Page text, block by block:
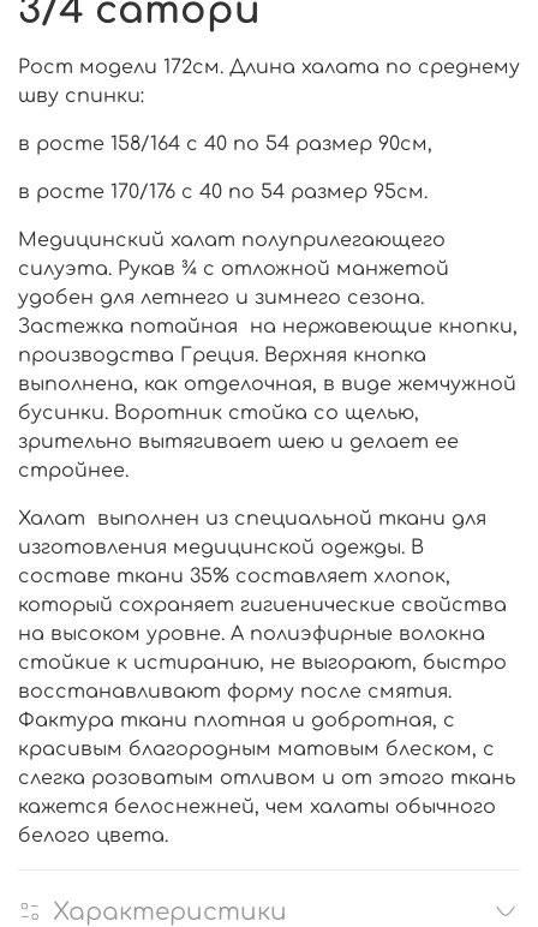
3/4 сатори
Рост модели 172см. Длина халата по среднему
шву спинки:
в росте 158/164 с 40 по 54 размер 90см,
в росте 170/176 с 40 по 54 размер 95см.
Медицинский халат полуприлегающего
силуэта. Рукав ¾ с отложной манжетой
удобен для летнего и зимнего сезона.
Застежка потайная на нержавеющие кнопки,
производства Греция. Верхняя кнопка
выполнена, как отделочная, в виде жемчужной
бусинки. Воротник стойка со щелью,
зрительно вытягивает шею и делает ее
стройнее.
Халат выполнен из специальной ткани для
изготовления медицинской одежды. В
составе ткани 35% составляет хлопок,
который сохраняет гигиенические свойства
на высоком уровне. А полиэфирные волокна
стойкие к истиранию, не выгорают, быстро
восстанавливают форму после смятия.
Фактура ткани плотная и добротная, с
красивым благородным матовым блеском, с
слегка розоватым отливом и от этого ткань
кажется белоснежней, чем халаты обычного
белого цвета.
Характеристики